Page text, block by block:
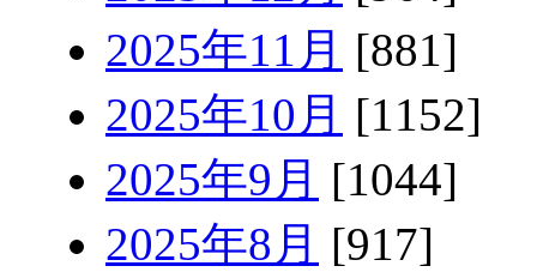
2025年11月 [881]
2025年10月 [1152]
2025年9月 [1044]
2025年8月 [917]